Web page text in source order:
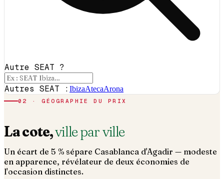
Autre SEAT ?
Autres SEAT : IbizaAtecaArona
02 · GÉOGRAPHIE DU PRIX
La cote,ville par ville
Un écart de 5 % sépare Casablanca d'Agadir — modeste
en apparence, révélateur de deux économies de
l'occasion distinctes.